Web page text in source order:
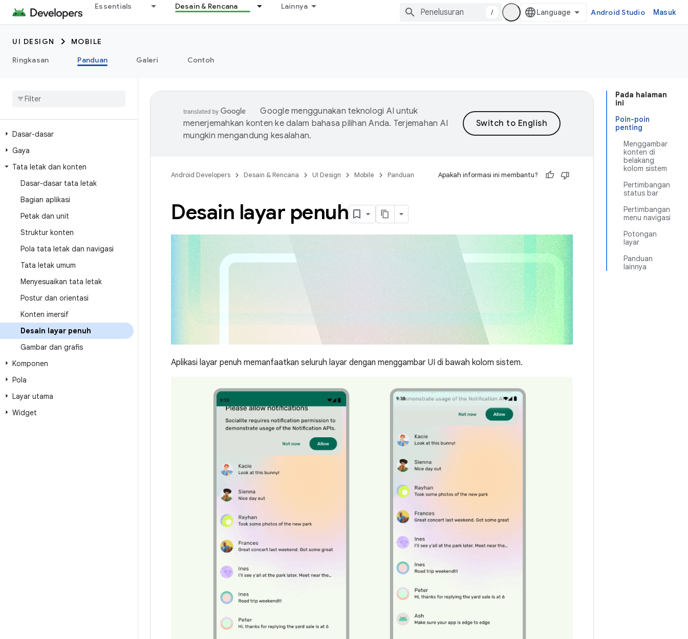
Essentials Desain & Rencana Lainnya
/ Android Studio Masuk
UI DESIGN
MOBILE
Ringkasan
Panduan Galeri Contoh
Dasar-dasar
Gaya
Tata letak dan konten
Dasar-dasar tata letak
Bagian aplikasi
Petak dan unit
Struktur konten
Pola tata letak dan navigasi
Tata letak umum
Menyesuaikan tata letak
Postur dan orientasi
Konten imersif
Desain layar penuh
Gambar dan grafis
Komponen
Pola
Layar utama
Widget
Pada halaman
ini
Poin-poin
penting
Menggambar
konten di
belakang
kolom sistem
Pertimbangan
status bar
Pertimbangan
menu navigasi
Potongan
layar
Panduan
lainnya
Google menggunakan teknologi AI untuk
menerjemahkan konten ke dalam bahasa pilihan Anda. Terjemahan AI
mungkin mengandung kesalahan.
Android Developers Desain & Rencana UI Design Mobile Panduan Apakah informasi ini membantu?
Desain layar penuh
Aplikasi layar penuh memanfaatkan seluruh layar dengan menggambar UI di bawah kolom sistem.